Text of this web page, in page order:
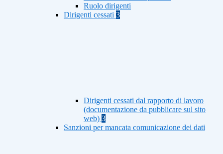
Ruolo dirigenti
Dirigenti cessati 3
Dirigenti cessati dal rapporto di lavoro
(documentazione da pubblicare sul sito
web) 3
Sanzioni per mancata comunicazione dei dati